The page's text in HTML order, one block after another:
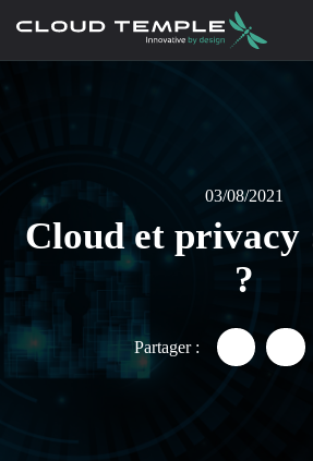
03/08/2021
Cloud et privacy
?
Partager :